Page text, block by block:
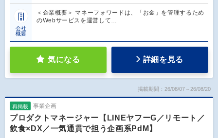
会社
概要
＜企業概要＞ マネーフォワードは、「お金」を管理するため
のWebサービスを運営して…
気になる 詳細を見る
掲載期間：26/08/07～26/08/20
再掲載 事業企画
プロダクトマネージャー【LINEヤフーG／リモート／
飲食×DX／一気通貫で担う企画系PdM】